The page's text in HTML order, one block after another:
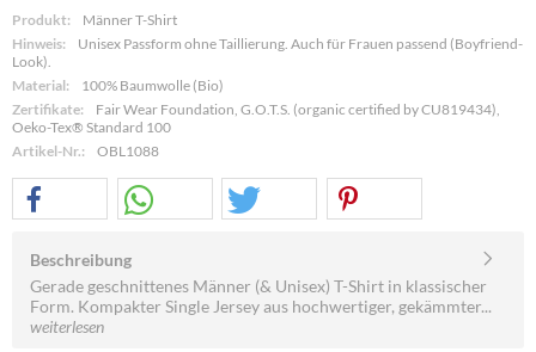
Produkt:
Männer T-Shirt
Hinweis:
Unisex Passform ohne Taillierung. Auch für Frauen passend (Boyfriend-
Look).
Material:
100% Baumwolle (Bio)
Zertifikate:
Fair Wear Foundation, G.O.T.S. (organic certified by CU819434),
Oeko-Tex® Standard 100
Artikel-Nr.:
OBL1088
Beschreibung
Gerade geschnittenes Männer (& Unisex) T-Shirt in klassischer
Form. Kompakter Single Jersey aus hochwertiger, gekämmter...
weiterlesen